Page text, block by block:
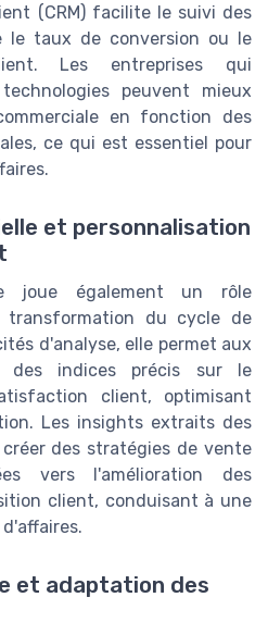
(CRM) facilite le suivi des
le taux de conversion ou le
Les entreprises qui
peuvent mieux
en fonction des
ce qui est essentiel pour
et personnalisation
joue également un rôle
transformation du cycle de
d'analyse, elle permet aux
des indices précis sur le
client, optimisant
Les insights extraits des
des stratégies de vente
vers l'amélioration des
client, conduisant à une
et adaptation des